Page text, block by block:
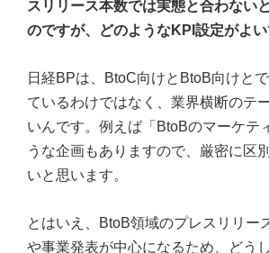
スリリース本数では実態と合わない
のですが、どのようなKPI設定がよい
日経BPは、BtoC向けとBtoB向けと
ているわけではなく、業界横断のテ
いんです。例えば「BtoBのマーケテ
うな企画もありますので、厳密に区
いと思います。
とはいえ、BtoB領域のプレスリリー
や事業発表が中心になるため、どう